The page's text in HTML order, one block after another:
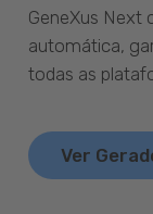
GeneXus Next
automática,
todas as
Ver